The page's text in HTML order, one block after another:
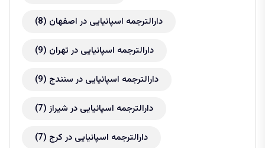
دارالترجمه اسپانیایی در اصفهان (8)
دارالترجمه اسپانیایی در تهران (9)
دارالترجمه اسپانیایی در سنندج (9)
دارالترجمه اسپانیایی در شیراز(7)
دارالترجمه اسپانیایی در کرج (7)